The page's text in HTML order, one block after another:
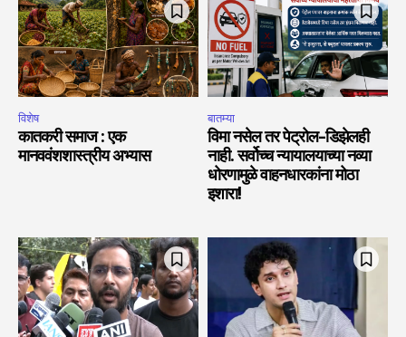
विशेष
कातकरी समाज : एक
मानववंशशास्त्रीय अभ्यास
बातम्या
विमा नसेल तर पेट्रोल-डिझेलही
नाही. सर्वोच्च न्यायालयाच्या नव्या
धोरणामुळे वाहनधारकांना मोठा
इशारा!